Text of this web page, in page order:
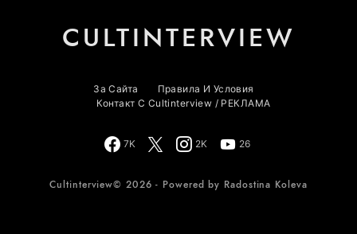
CULTINTERVIEW
За Сайта
Правила И Условия
Контакт С Cultinterview / РЕКЛАМА
7K 2K 26
Cultinterview© 2026 - Powered by Radostina Koleva